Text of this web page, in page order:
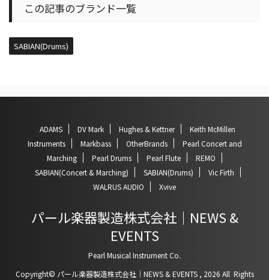
この記事のブランド一覧
SABIAN(Drums)
ADAMS DV Mark Hughes & Kettner
Keith McMillen
Instruments
Markbass OtherBrands
Pearl Concert and
Marching
Pearl Drums Pearl Flute
REMO
SABIAN(Concert & Marching)
SABIAN(Drums)
Vic Firth
WALRUS AUDIO
Xvive
パール楽器製造株式会社｜NEWS &
EVENTS
Pearl Musical Instrument Co.
Copyright© パール楽器製造株式会社｜NEWS & EVENTS , 2026 All Rights